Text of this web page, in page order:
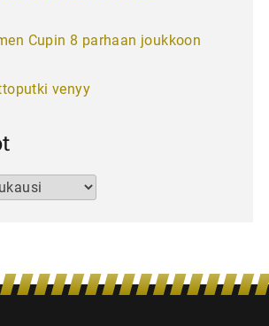
Cupin 8 parhaan joukkoon
venyy